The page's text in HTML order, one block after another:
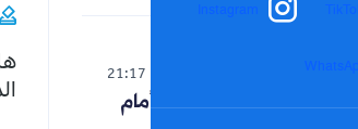
Instagram
21:17
النواب الجدد أمام